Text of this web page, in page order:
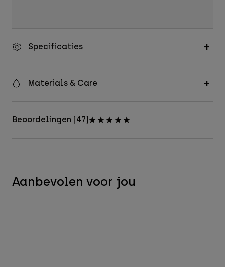
Specificaties
Materials & Care
Beoordelingen [47]
Aanbevolen voor jou